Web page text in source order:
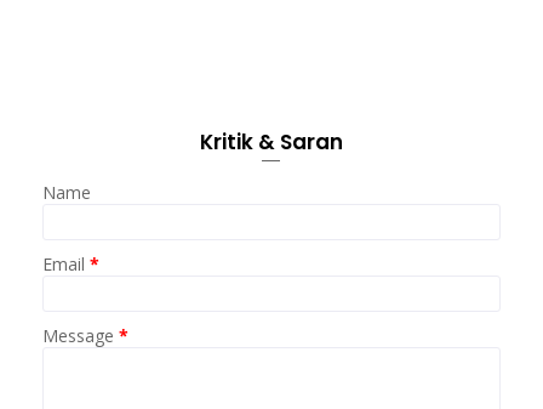
Kritik & Saran
Name
Email *
Message *